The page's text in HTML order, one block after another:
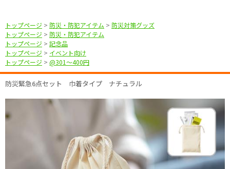
トップページ > 防災・防犯アイテム > 防災対策グッズ
トップページ > 防災・防犯アイテム
トップページ > 記念品
トップページ > イベント向け
トップページ > @301〜400円
防災緊急6点セット 巾着タイプ ナチュラル